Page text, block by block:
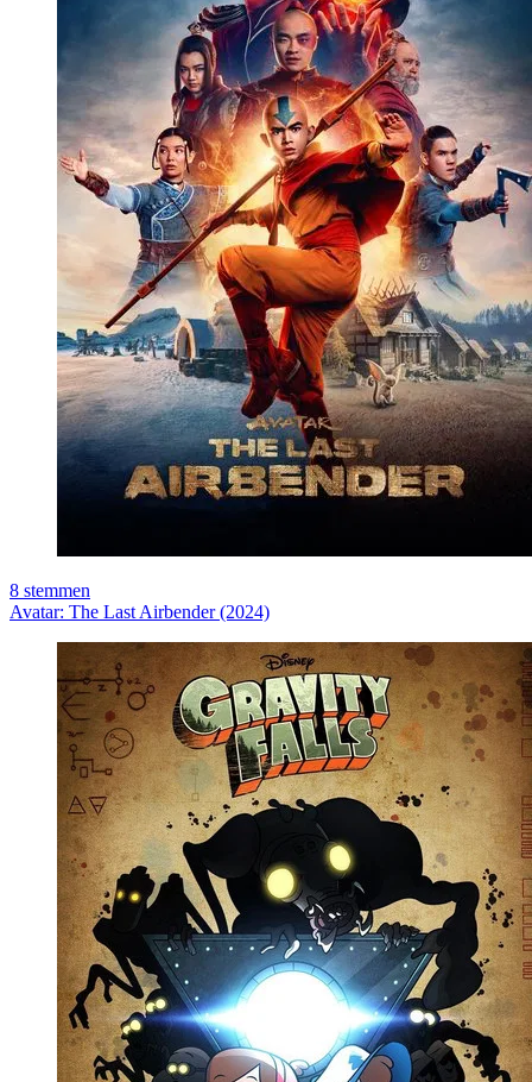
8 stemmen
Avatar: The Last Airbender (2024)